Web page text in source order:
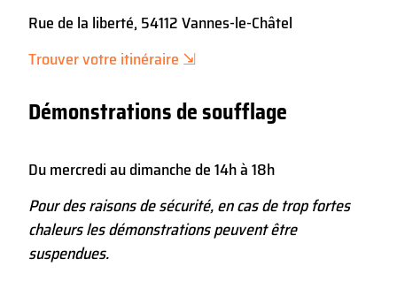
Rue de la liberté, 54112 Vannes-le-Châtel
Trouver votre itinéraire ⇲
Démonstrations de soufflage
Du mercredi au dimanche de 14h à 18h
Pour des raisons de sécurité, en cas de trop fortes
chaleurs les démonstrations peuvent être
suspendues.